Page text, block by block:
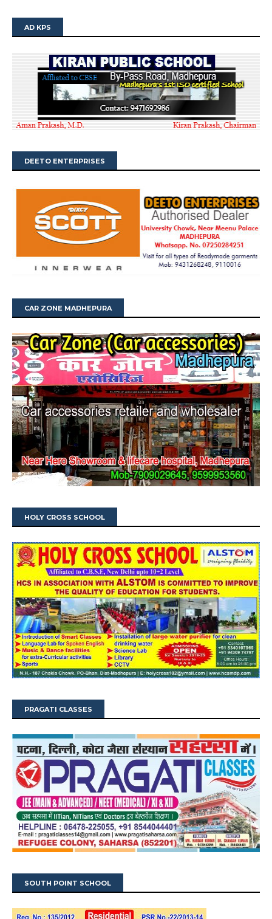
AD KPS
DEETO ENTERPRISES
CAR ZONE MADHEPURA
HOLY CROSS SCHOOL
PRAGATI CLASSES
SOUTH POINT SCHOOL